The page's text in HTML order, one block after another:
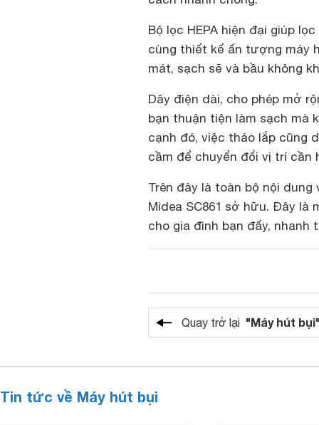
Bộ lọc HEPA hiện đại giúp
cùng thiết kế ấn tượng máy
mát, sạch sẽ và bầu không
Dây điện dài, cho phép mở
bạn thuận tiện làm sạch mà
cạnh đó, việc tháo lắp cũng
cầm để chuyển đổi vị trí cần
Trên đây là toàn bộ nội
Midea SC861 sở hữu. Đây
cho gia đình bạn đấy,
Quay trở lại "Máy hút
Tin tức về Máy hút bụi